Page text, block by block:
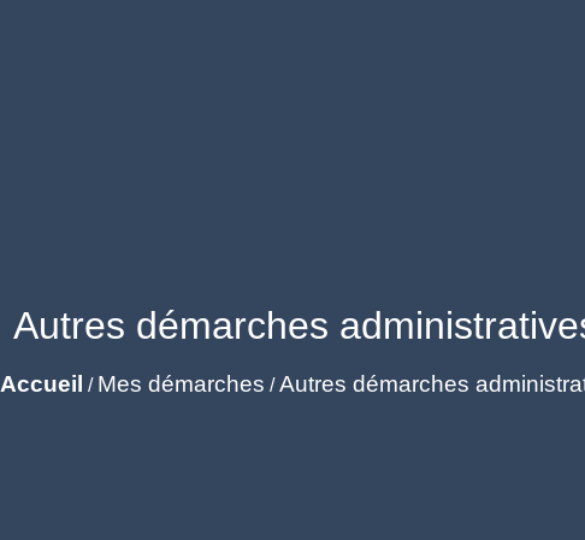
Autres démarches
Accueil / Mes démarches /Autres démarches